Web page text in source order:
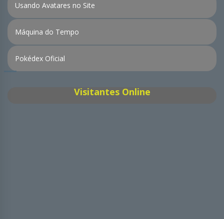
Usando Avatares no Site
Máquina do Tempo
Pokédex Oficial
Visitantes Online